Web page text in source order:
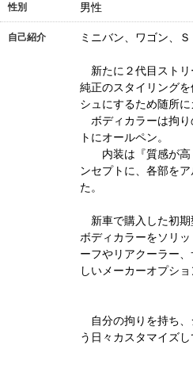
性別 男性
自己紹介 ミニバン、ワゴン、Ｓ
新たに２代目ストリ
純正のスタイリング
シュにするため随所に
ボディカラーは拘り
トにオールペン。
内装は『質感が高
ンセプトに、各部を
た。
新車で購入した初期
ボディカラーをソリ
ーフやリアクーラー
しいメーカーオプシ
自分の拘りを持ち、
う日々カスタマイズし